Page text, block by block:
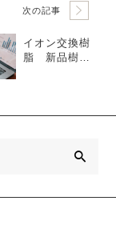
次の記事
イオン交換樹
脂 新品樹脂